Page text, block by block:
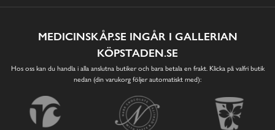
MEDICINSKÅP.SE INGÅR I GALLERIAN
KÖPSTADEN.SE
Hos oss kan du handla i alla anslutna butiker och bara betala en frakt. Klicka på valfri butik
nedan (din varukorg följer automatiskt med):